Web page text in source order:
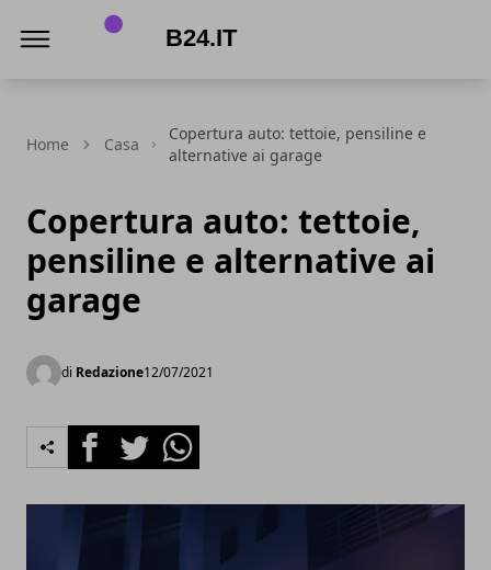
Home Casa
Copertura auto: tettoie, pensiline e
alternative ai garage
Copertura auto: tettoie,
pensiline e alternative ai
garage
di Redazione12/07/2021
FacebookTwitterWhatsapp